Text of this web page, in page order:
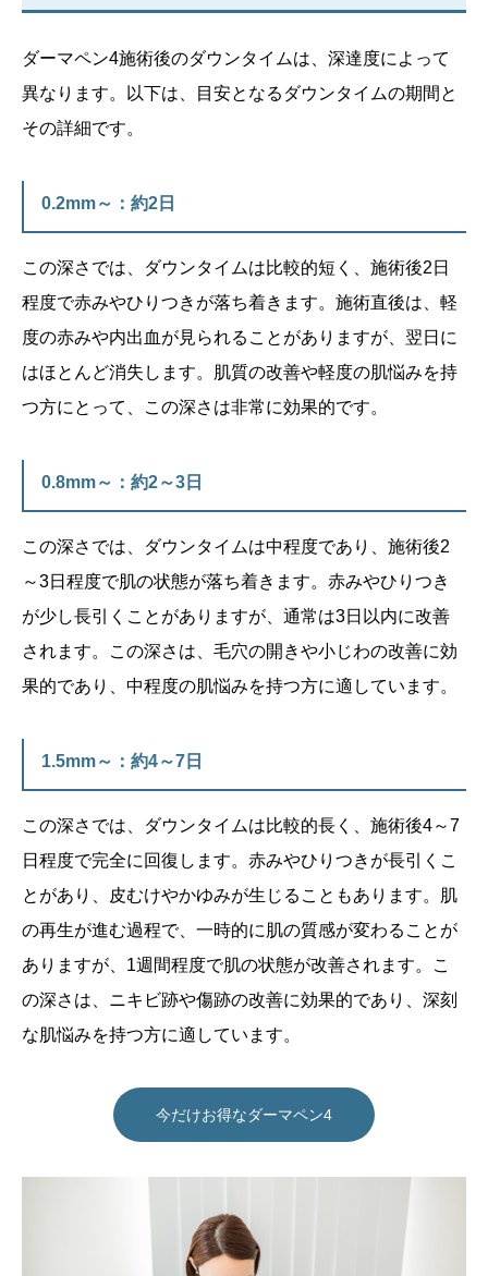
ダーマペン4施術後のダウンタイムは、深達度によって
異なります。以下は、目安となるダウンタイムの期間と
その詳細です。
0.2mm～：約2日
この深さでは、ダウンタイムは比較的短く、施術後2日
程度で赤みやひりつきが落ち着きます。施術直後は、軽
度の赤みや内出血が見られることがありますが、翌日に
はほとんど消失します。肌質の改善や軽度の肌悩みを持
つ方にとって、この深さは非常に効果的です。
0.8mm～：約2～3日
この深さでは、ダウンタイムは中程度であり、施術後2
～3日程度で肌の状態が落ち着きます。赤みやひりつき
が少し長引くことがありますが、通常は3日以内に改善
されます。この深さは、毛穴の開きや小じわの改善に効
果的であり、中程度の肌悩みを持つ方に適しています。
1.5mm～：約4～7日
この深さでは、ダウンタイムは比較的長く、施術後4～7
日程度で完全に回復します。赤みやひりつきが長引くこ
とがあり、皮むけやかゆみが生じることもあります。肌
の再生が進む過程で、一時的に肌の質感が変わることが
ありますが、1週間程度で肌の状態が改善されます。こ
の深さは、ニキビ跡や傷跡の改善に効果的であり、深刻
な肌悩みを持つ方に適しています。
今だけお得なダーマペン4